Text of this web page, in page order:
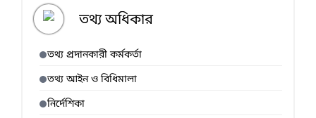
তথ্য অধিকার
তথ্য প্রদানকারী কর্মকর্তা
তথ্য আইন ও বিধিমালা
নির্দেশিকা